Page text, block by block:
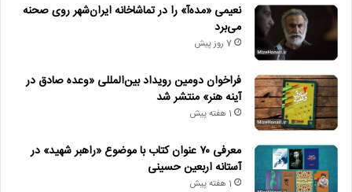
نعیمی «مده‌آ» را در تماشاخانه ایران‌شهر روی صحنه
می‌برد
7 روز پیش
فراخوان دومین رویداد بین‌المللی «وعده صادق در
آینه هنر» منتشر شد
1 هفته پیش
معرفی ۷۰ عنوان کتاب با موضوع «راهبر شهید» در
آستانه اربعین حسینی
1 هفته پیش